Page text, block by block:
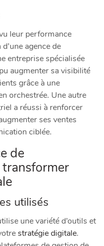
leur performance
agence de
entreprise spécialisée
augmenter sa visibilité
grâce à une
orchestrée. Une autre
a réussi à renforcer
ses ventes
ciblée.
de
utilisés
une variété d’outils et
stratégie digitale.